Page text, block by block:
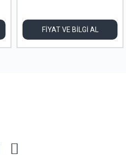
FİYAT VE BİLGİ AL